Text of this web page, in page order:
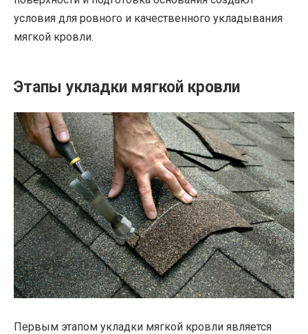
условия для ровного и качественного укладывания
мягкой кровли.
Этапы укладки мягкой кровли
Первым этапом укладки мягкой кровли является